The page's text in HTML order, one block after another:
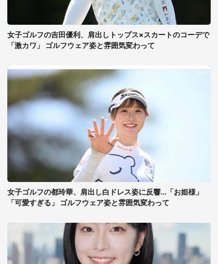
女子ゴルフの吉田優利、肩出しトップス×スカートのコーデで
「激カワ」 ゴルフウェア姿と雰囲気変わって
女子ゴルフの都玲華、肩出し白ドレス姿に反響...「お姫様」
「可愛すぎる」 ゴルフウェア姿と雰囲気変わって